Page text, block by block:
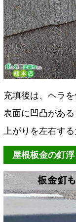
充填後は、ヘラ
表面に凹凸があ
上がりを左右する
屋根板金の釘